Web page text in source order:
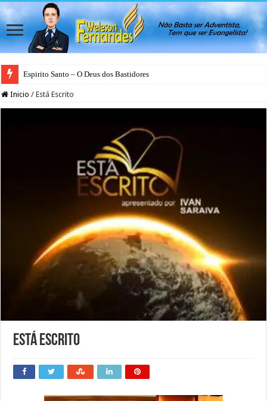
Espirito Santo – O Deus dos Bastidores
Inicio / Está Escrito
Está Escrito